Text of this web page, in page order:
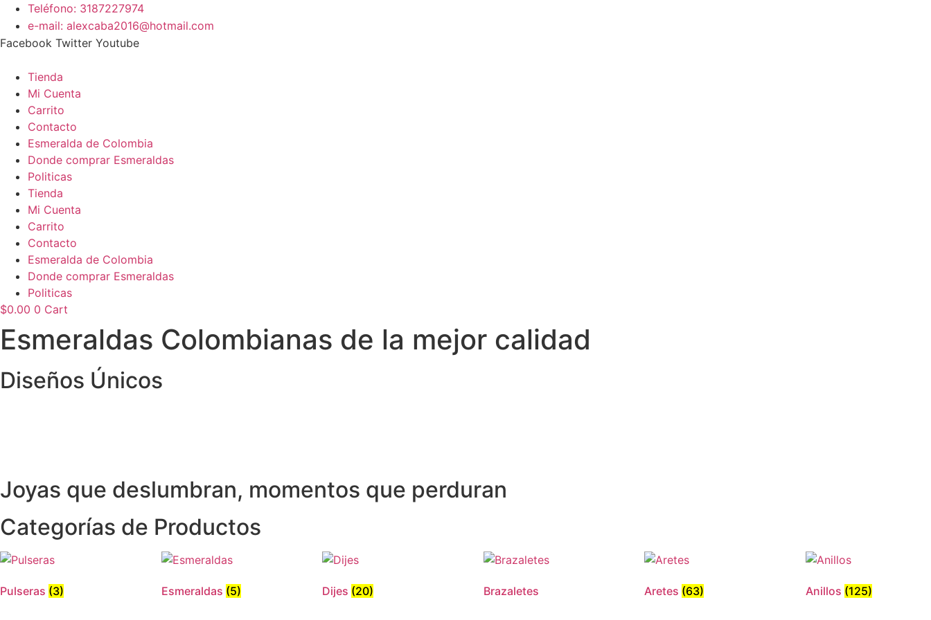
Teléfono: 3187227974
e-mail: alexcaba2016@hotmail.com
Facebook Twitter Youtube
Tienda
Mi Cuenta
Carrito
Contacto
Esmeralda de Colombia
Donde comprar Esmeraldas
Politicas
Tienda
Mi Cuenta
Carrito
Contacto
Esmeralda de Colombia
Donde comprar Esmeraldas
Politicas
$0.00 0 Cart
Esmeraldas Colombianas de la mejor calidad
Diseños Únicos
Joyas que deslumbran, momentos que perduran
Categorías de Productos
Pulseras (3) Esmeraldas (5) Dijes (20) Brazaletes Aretes (63) Anillos (125)